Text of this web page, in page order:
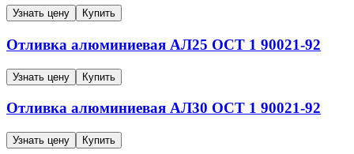
Узнать цену Купить
Отливка алюминиевая АЛ25 ОСТ 1 90021-92
Узнать цену Купить
Отливка алюминиевая АЛ30 ОСТ 1 90021-92
Узнать цену Купить